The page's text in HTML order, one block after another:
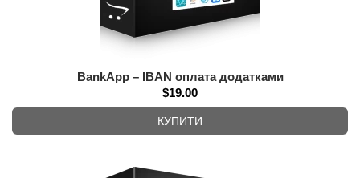
BankApp – IBAN оплата додатками
$19.00
КУПИТИ